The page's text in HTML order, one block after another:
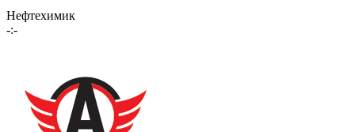
Нефтехимик
-:-